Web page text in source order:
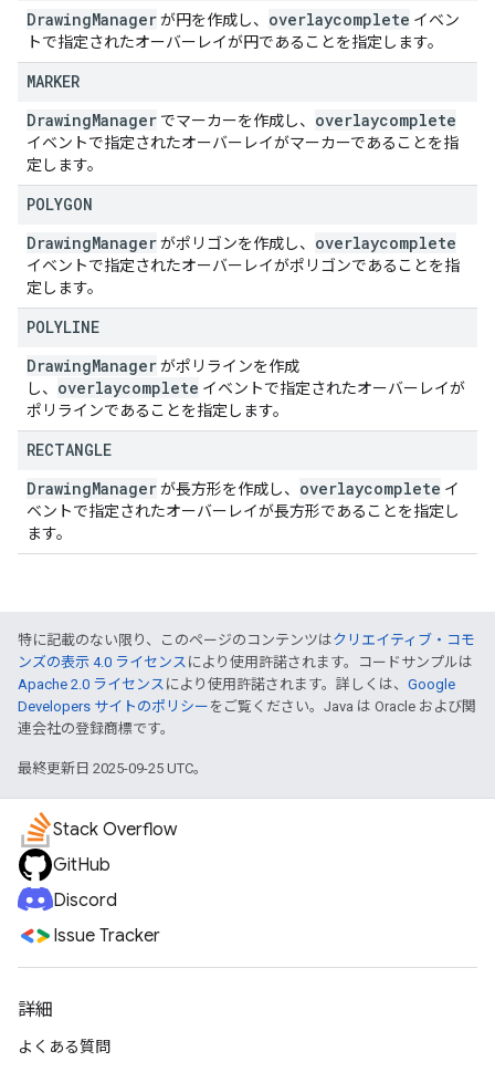
DrawingManagerが円を作成し、 overlaycomplete イベン
トで指定されたオーバーレイが円であることを指定します。
MARKER
DrawingManager でマーカーを作成し、 overlaycomplete
イベントで指定されたオーバーレイがマーカーであることを指
定します。
POLYGON
DrawingManagerがポリゴンを作成し、 overlaycomplete
イベントで指定されたオーバーレイがポリゴンであることを指
定します。
POLYLINE
DrawingManagerがポリラインを作成
し、 overlaycomplete イベントで指定されたオーバーレイが
ポリラインであることを指定します。
RECTANGLE
DrawingManagerが長方形を作成し、 overlaycomplete イ
ベントで指定されたオーバーレイが長方形であることを指定し
ます。
特に記載のない限り、このページのコンテンツはクリエイティブ・コモ
ンズの表示 4.0 ライセンス により使用許諾されます。コードサンプルは
Apache 2.0 ライセンス により使用許諾されます。詳しくは、 Google
Developers サイトのポリシー をご覧ください。Java は Oracle および関
連会社の登録商標です。
最終更新日 2025-09-25 UTC。
Stack Overflow
GitHub
Discord
Issue Tracker
詳細
よくある質問